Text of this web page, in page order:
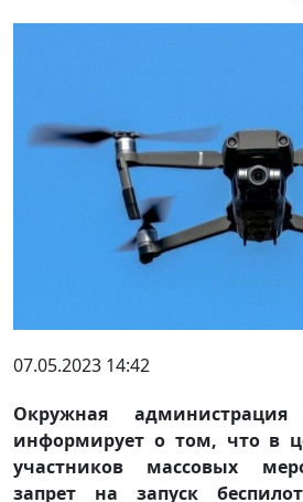
07.05.2023 14:42
Окружная
информирует о том, что в
участников массовых
запрет на запуск